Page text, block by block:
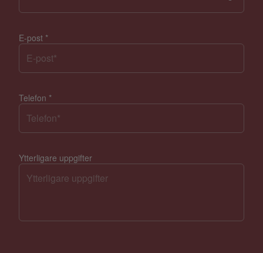
E-post *
Telefon *
Ytterligare uppgifter